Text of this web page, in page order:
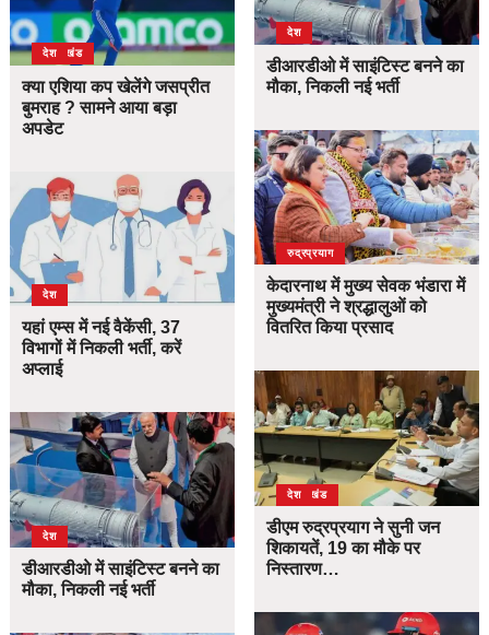
उत्तराखंड
देश
क्या एशिया कप खेलेंगे जसप्रीत
बुमराह ? सामने आया बड़ा
अपडेट
देश
यहां एम्स में नई वैकेंसी, 37
विभागों में निकली भर्ती, करें
अप्लाई
देश
डीआरडीओ में साइंटिस्ट बनने का
मौका, निकली नई भर्ती
देश
डीआरडीओ में साइंटिस्ट बनने का
मौका, निकली नई भर्ती
उत्तराखंड
देश
रुद्रप्रयाग
केदारनाथ में मुख्य सेवक भंडारा में
मुख्यमंत्री ने श्रद्धालुओं को
वितरित किया प्रसाद
उत्तराखंड
देश
डीएम रुद्रप्रयाग ने सुनी जन
शिकायतें, 19 का मौके पर
निस्तारण…